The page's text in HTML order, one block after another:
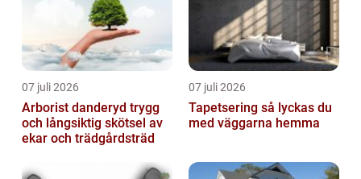
07 juli 2026
Arborist danderyd trygg
och långsiktig skötsel av
ekar och trädgårdsträd
07 juli 2026
Tapetsering så lyckas du
med väggarna hemma